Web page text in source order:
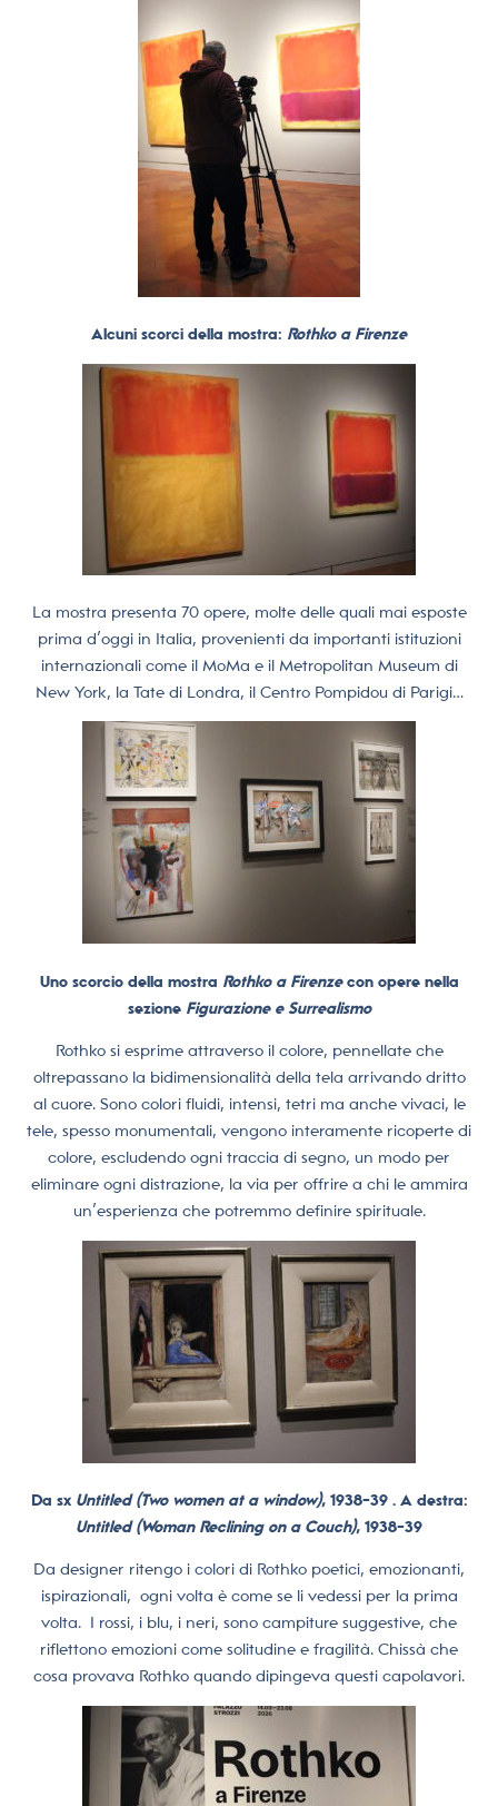
Alcuni scorci della mostra: Rothko a Firenze
La mostra presenta 70 opere, molte delle quali mai esposte
prima d’oggi in Italia, provenienti da importanti istituzioni
internazionali come il MoMa e il Metropolitan Museum di
New York, la Tate di Londra, il Centro Pompidou di Parigi…
Uno scorcio della mostra Rothko a Firenzecon opere nella
sezione Figurazione e Surrealismo
Rothko si esprime attraverso il colore, pennellate che
oltrepassano la bidimensionalità della tela arrivando dritto
al cuore. Sono colori fluidi, intensi, tetri ma anche vivaci, le
tele, spesso monumentali, vengono interamente ricoperte di
colore, escludendo ogni traccia di segno, un modo per
eliminare ogni distrazione, la via per offrire a chi le ammira
un’esperienza che potremmo definire spirituale.
Da sx Untitled (Two women at a window), 1938-39 . A destra:
Untitled (Woman Reclining on a Couch), 1938-39
Da designer ritengo i colori di Rothko poetici, emozionanti,
ispirazionali, ogni volta è come se li vedessi per la prima
volta. I rossi, i blu, i neri, sono campiture suggestive, che
riflettono emozioni come solitudine e fragilità. Chissà che
cosa provava Rothko quando dipingeva questi capolavori.